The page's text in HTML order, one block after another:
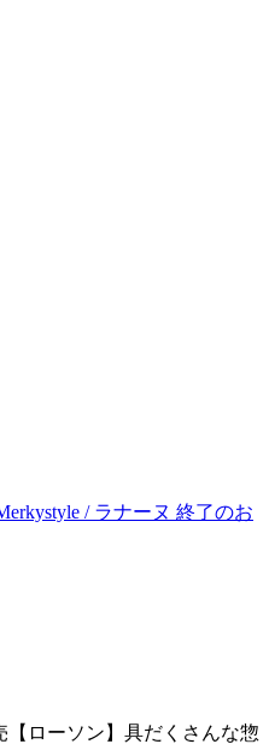
/ ラナーヌ 終了のお
【ローソン】具だくさんな惣